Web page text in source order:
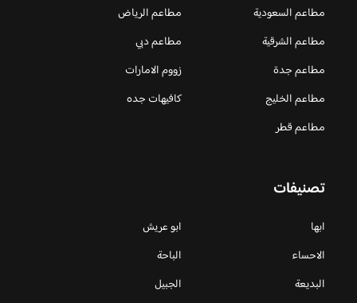
مطاعم السعودية
مطاعم الرياض
مطاعم الشرقية
مطاعم دبي
مطاعم جدة
زووم الامارات
مطاعم الخليج
كافيهات جده
مطاعم قطر
تصنيفات
ابها
ابو عريش
الاحساء
الباحة
البديعة
الجبيل